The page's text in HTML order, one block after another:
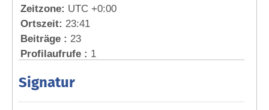
Zeitzone: UTC +0:00
Ortszeit: 23:41
Beiträge : 23
Profilaufrufe : 1
Signatur